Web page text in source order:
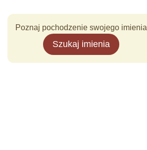
Poznaj pochodzenie swojego imienia
Szukaj imienia